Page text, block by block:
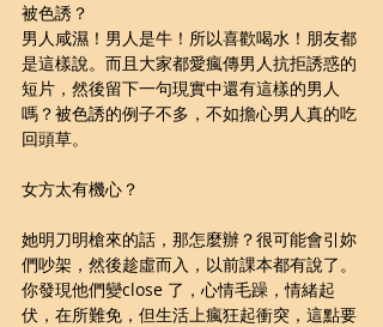
被色誘？
男人咸濕！男人是牛！所以喜歡喝水！朋友都
是這樣說。而且大家都愛瘋傳男人抗拒誘惑的
短片，然後留下一句現實中還有這樣的男人
嗎？被色誘的例子不多，不如擔心男人真的吃
回頭草。
女方太有機心？
她明刀明槍來的話，那怎麼辦？很可能會引妳
們吵架，然後趁虛而入，以前課本都有說了。
你發現他們變close 了，心情毛躁，情緒起
伏，在所難免，但生活上瘋狂起衝突，這點要